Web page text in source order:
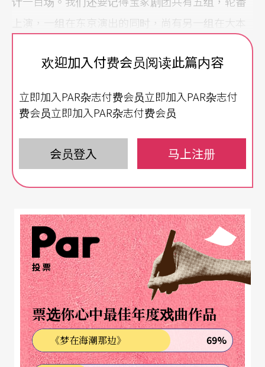
上演，一组在东京演出的同时，尚有另一组在大本
略，除了巩固粉丝团，更要开发更多观众族群。依
笔者观察，宝冢剧团近年频频「跨界」取材，从畅
销漫画、电玩、好莱坞电影、真人真事传记等新题
材招手，不惜砸重金买版权，改编成宝冢风格的舞
台作品，笔者私以为这是剧团扩大观众层的策略之
作。
人气漫画改编——星组《咩咩的完美执事》
日本少女漫画家宫城理子在○六年推出的《小咩的
管家》，目前仍在连载中。二○一一年宝冢将之改
编成舞台作品，在宝冢Bow Hall小剧场上演。剧情
描述平凡的少女东云咩在父母意外丧生后，继承巨
欢迎加入付费会员阅读此篇内容
立即加入PAR杂志付费会员立即加入PAR杂志付
费会员立即加入PAR杂志付费会员
会员登入 马上注册
投票
票选你心中最佳年度戏曲作品
《梦在海潮那边》 69%